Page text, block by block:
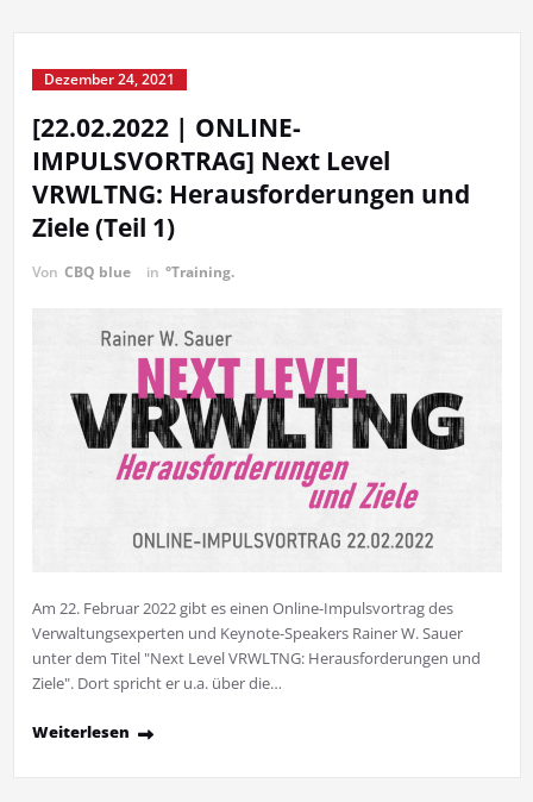
Dezember 24, 2021
[22.02.2022 | ONLINE-
IMPULSVORTRAG] Next Level
VRWLTNG: Herausforderungen und
Ziele (Teil 1)
Von CBQ blue in °Training.
Am 22. Februar 2022 gibt es einen Online-Impulsvortrag des
Verwaltungsexperten und Keynote-Speakers Rainer W. Sauer
unter dem Titel "Next Level VRWLTNG: Herausforderungen und
Ziele". Dort spricht er u.a. über die…
Weiterlesen